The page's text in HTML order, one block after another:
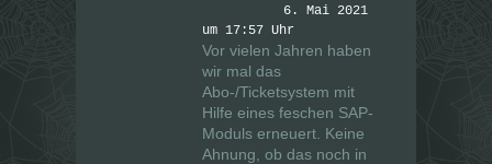
6. Mai 2021
um 17:57 Uhr
Vor vielen Jahren haben
wir mal das
Abo-/Ticketsystem mit
Hilfe eines feschen SAP-
Moduls erneuert. Keine
Ahnung, ob das noch in